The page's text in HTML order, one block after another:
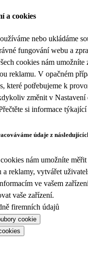
a cookies
nebo ukládáme
fungování webu a
cookies nám umožníte
reklamu. V opačném
které potřebujeme k
změnit v Nastavení
si informace týkající
údaje z
nám umožníte
a reklamy, vytvářet
ve vašem
vaše zařízení.
firemních údajů
cookie